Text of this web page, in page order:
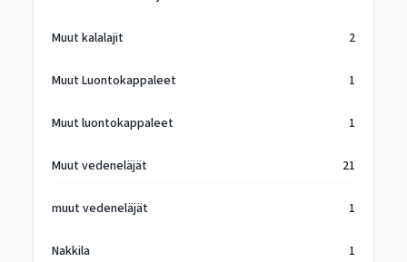
Muut kalalajit 2
Muut Luontokappaleet 1
Muut luontokappaleet 1
Muut vedeneläjät 21
muut vedeneläjät 1
Nakkila 1